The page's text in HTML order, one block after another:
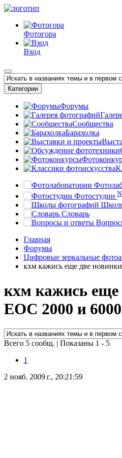
Фотогора
Вход
Категории
Форумы
Сообщества
Барахолка
Фотостудии
Словарь
Главная
Форумы
Цифровые зеркальные
кхм кажись еще две
кхм кажись еще
ЕОС 2000 и
Всего 5 сообщ. | Показаны 1 - 5
1
2 нояб. 2009 г., 20:21:59